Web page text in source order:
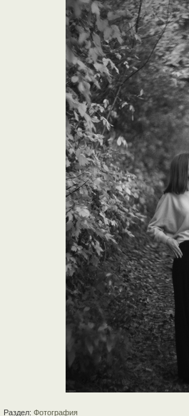
Раздел: Фотография